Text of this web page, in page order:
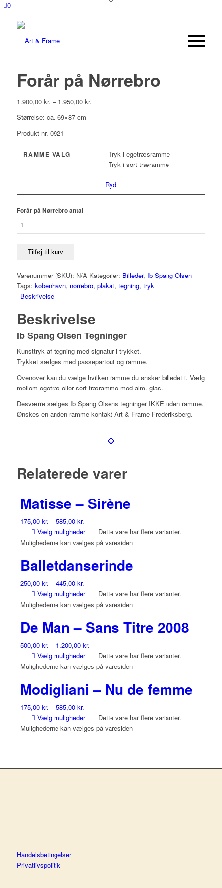
0
Forår på Nørrebro
1.900,00 kr. – 1.950,00 kr.
Størrelse: ca. 69×87 cm
Produkt nr. 0921
RAMME VALG
Tryk i egetræsramme
Tryk i sort træramme
Ryd
Forår på Nørrebro antal
Tilføj til kurv
Varenummer (SKU): N/A Kategorier: Billeder, Ib Spang Olsen
Tags: københavn, nørrebro, plakat, tegning, tryk
Beskrivelse
Beskrivelse
Ib Spang Olsen Tegninger
Kunsttryk af tegning med signatur i trykket.
Trykket sælges med passepartout og ramme.
Ovenover kan du vælge hvilken ramme du ønsker billedet i. Vælg
mellem egetræ eller sort træramme med alm. glas.
Desværre sælges Ib Spang Olsens tegninger IKKE uden ramme.
Ønskes en anden ramme kontakt Art & Frame Frederiksberg.
Relaterede varer
Matisse – Sirène
175,00 kr. –585,00 kr.
Vælg muligheder
Dette vare har flere varianter.
Mulighederne kan vælges på varesiden
Balletdanserinde
250,00 kr. –445,00 kr.
Vælg muligheder
Dette vare har flere varianter.
Mulighederne kan vælges på varesiden
De Man – Sans Titre 2008
500,00 kr. – 1.200,00 kr.
Vælg muligheder
Dette vare har flere varianter.
Mulighederne kan vælges på varesiden
Modigliani – Nu de femme
175,00 kr. –585,00 kr.
Vælg muligheder
Dette vare har flere varianter.
Mulighederne kan vælges på varesiden
Handelsbetingelser
Privatlivspolitik